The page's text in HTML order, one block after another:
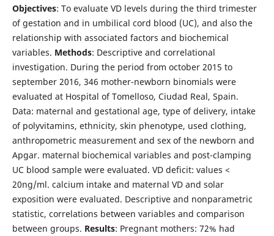
Objectives: To evaluate VD levels during the third trimester
of gestation and in umbilical cord blood (UC), and also the
relationship with associated factors and biochemical
variables. Methods: Descriptive and correlational
investigation. During the period from october 2015 to
september 2016, 346 mother-newborn binomials were
evaluated at Hospital of Tomelloso, Ciudad Real, Spain.
Data: maternal and gestational age, type of delivery, intake
of polyvitamins, ethnicity, skin phenotype, used clothing,
anthropometric measurement and sex of the newborn and
Apgar. maternal biochemical variables and post-clamping
UC blood sample were evaluated. VD deficit: values <
20ng/ml. calcium intake and maternal VD and solar
exposition were evaluated. Descriptive and nonparametric
statistic, correlations between variables and comparison
between groups. Results: Pregnant mothers: 72% had